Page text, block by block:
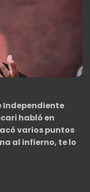
Independiente
habló en
varios puntos
al infierno, te lo